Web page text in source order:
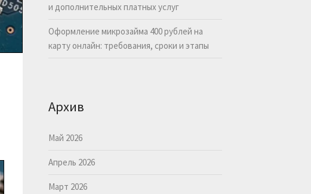
и дополнительных платных услуг
Оформление микрозайма 400 рублей на
карту онлайн: требования, сроки и этапы
Архив
Май 2026
Апрель 2026
Март 2026